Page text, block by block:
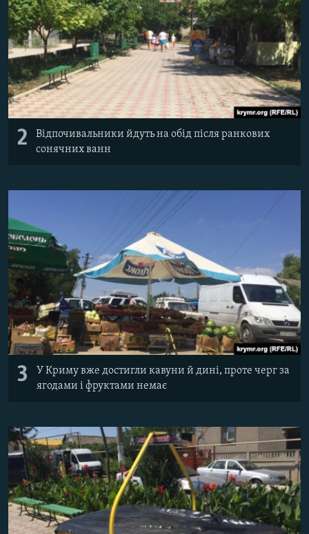
2
Відпочивальники йдуть на обід після ранкових
сонячних ванн
3
У Криму вже достигли кавуни й дині, проте черг за
ягодами і фруктами немає